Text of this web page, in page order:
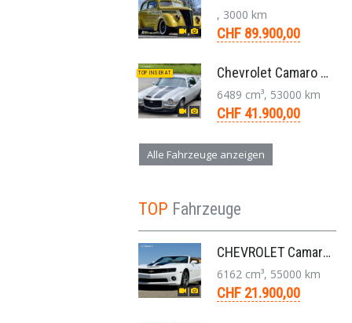
, 3000 km
CHF 89.900,00
TOP INSERAT Chevrolet Camaro SS 396 LS3 Coupe Aut. 1971
6489 cm³, 53000 km
CHF 41.900,00
Alle Fahrzeuge anzeigen
TOP Fahrzeuge
CHEVROLET Camaro 2SS RS 6,2L V8 Cabriolet Aut. 2011
6162 cm³, 55000 km
CHF 21.900,00